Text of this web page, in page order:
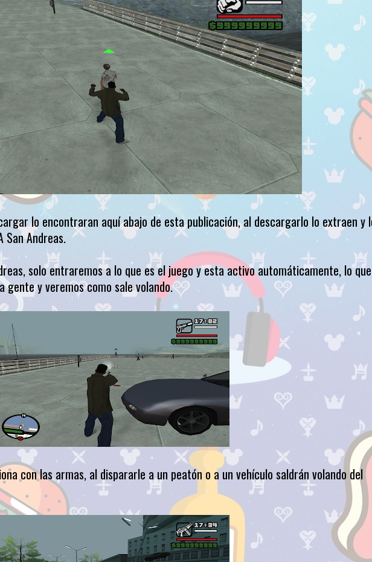
lo encontraran aquí abajo de esta publicación, al descargarlo lo extraen y
San Andreas.
solo entraremos a lo que es el juego y esta activo automáticamente, lo que
y veremos como sale volando.
con las armas, al dispararle a un peatón o a un vehículo saldrán volando del